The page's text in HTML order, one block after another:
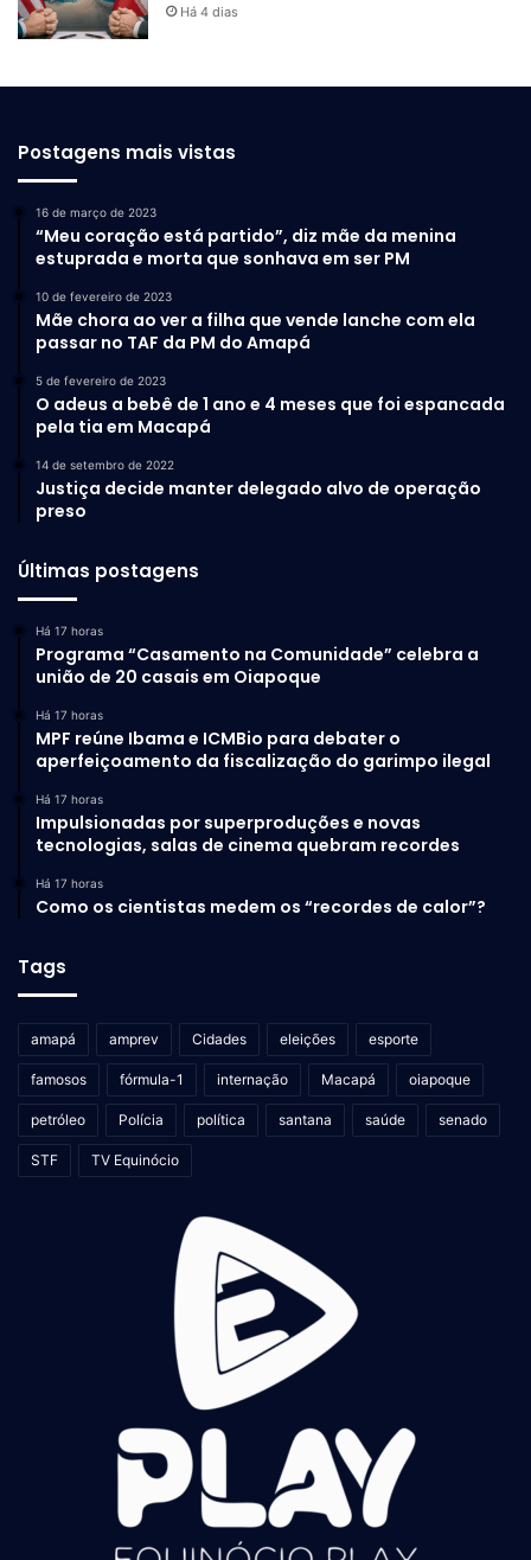
Há 4 dias
Postagens mais vistas
16 de março de 2023
“Meu coração está partido”, diz mãe da menina
estuprada e morta que sonhava em ser PM
10 de fevereiro de 2023
Mãe chora ao ver a filha que vende lanche com ela
passar no TAF da PM do Amapá
5 de fevereiro de 2023
O adeus a bebê de 1 ano e 4 meses que foi espancada
pela tia em Macapá
14 de setembro de 2022
Justiça decide manter delegado alvo de operação
preso
Últimas postagens
Há 17 horas
Programa “Casamento na Comunidade” celebra a
união de 20 casais em Oiapoque
Há 17 horas
MPF reúne Ibama e ICMBio para debater o
aperfeiçoamento da fiscalização do garimpo ilegal
Há 17 horas
Impulsionadas por superproduções e novas
tecnologias, salas de cinema quebram recordes
Há 17 horas
Como os cientistas medem os “recordes de calor”?
Tags
amapá amprev Cidades eleições esporte
famosos fórmula-1 internação Macapá oiapoque
petróleo Polícia política santana saúde senado
STF TV Equinócio